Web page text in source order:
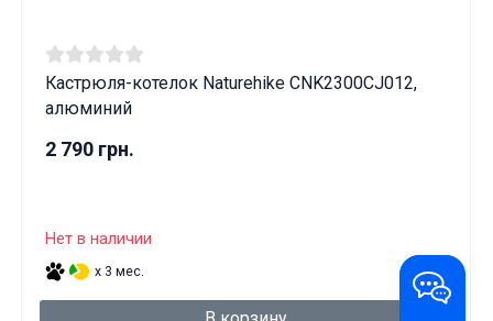
Кастрюля-котелок Naturehike CNK2300CJ012,
алюминий
2 790 грн.
Нет в наличии
x 3 мес.